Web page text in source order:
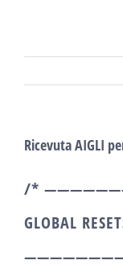
contenuto
Ricevuta AIGLI
/*
GLOBAL